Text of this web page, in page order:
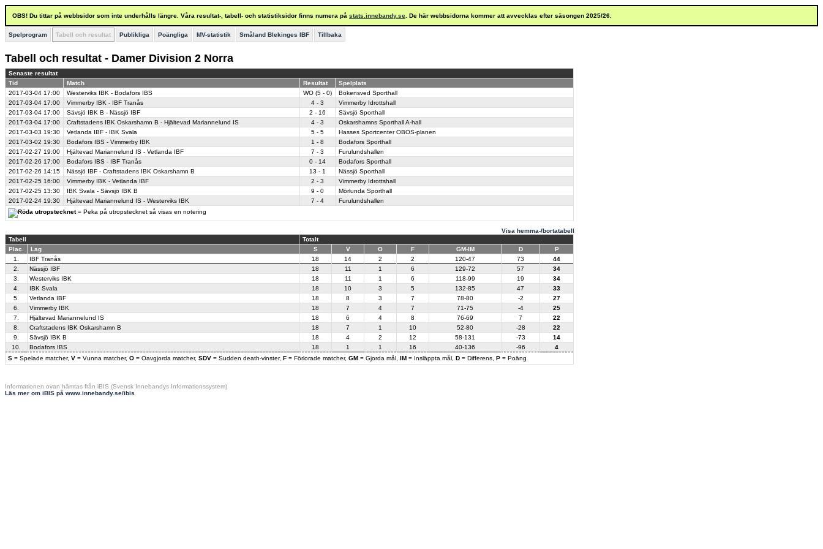
OBS! Du tittar på webbsidor som inte underhålls längre. Våra resultat-, tabell- och statistiksidor finns numera på stats.innebandy.se . De här webbsidorna kommer att avvecklas efter säsongen 2025/26.
Spelprogram Tabell och resultat Publikliga Poängliga MV-statistik Småland Blekinges IBF Tillbaka
Tabell och resultat - Damer Division 2 Norra
Senaste resultat
Tid
Match Resultat Spelplats
= Peka på utropstecknet så visas en notering
2017-03-04 17:00 Westerviks IBK - Bodafors IBS WO (5 - 0)
Bökensved Sporthall
2017-03-04 17:00 Vimmerby IBK - IBF Tranås 4 - 3
Vimmerby Idrottshall
2017-03-04 17:00 Sävsjö IBK B - Nässjö IBF 2 - 16
Sävsjö Sporthall
2017-03-04 17:00 Craftstadens IBK Oskarshamn B - Hjältevad Mariannelund IS 4 - 3
Oskarshamns Sporthall A-hall
2017-03-03 19:30 Vetlanda IBF - IBK Svala 5 - 5
Hasses Sportcenter OBOS-planen
2017-03-02 19:30 Bodafors IBS - Vimmerby IBK 1 - 8
Bodafors Sporthall
2017-02-27 19:00 Hjältevad Mariannelund IS - Vetlanda IBF 7 - 3
Furulundshallen
2017-02-26 17:00 Bodafors IBS - IBF Tranås 0 - 14
Bodafors Sporthall
2017-02-26 14:15 Nässjö IBF - Craftstadens IBK Oskarshamn B 13 - 1
Nässjö Sporthall
2017-02-25 16:00 Vimmerby IBK - Vetlanda IBF 2 - 3
Vimmerby Idrottshall
2017-02-25 13:30 IBK Svala - Sävsjö IBK B 9 - 0
Mörlunda Sporthall
2017-02-24 19:30 Hjältevad Mariannelund IS - Westerviks IBK 7 - 4 Furulundshallen
Visa hemma-/bortatabell
Tabell
Totalt
Plac.
Lag S V O F GM-IM D P
S = Spelade matcher, V = Vunna matcher, O = Oavgjorda matcher, SDV = Sudden death-vinster, F = Förlorade matcher, GM = Gjorda mål, IM = Insläppta mål, D = Differens, P = Poäng
1. IBF Tranås 18 14 2 2 120-47 73
44
2.
Nässjö IBF 18 11 1 6 129-72 57
34
3.
Westerviks IBK 18 11 1 6 118-99 19
34
4.
IBK Svala 18 10 3 5 132-85 47
33
5.
Vetlanda IBF 18 8 3 7 78-80 -2
27
6.
Vimmerby IBK 18 7 4 7 71-75 -4
25
7.
Hjältevad Mariannelund IS 18 6 4 8 76-69 7
22
8.
Craftstadens IBK Oskarshamn B 18 7 1 10 52-80 -28
22
9.
Sävsjö IBK B 18 4 2 12 58-131 -73
14
10.
Bodafors IBS 18 1 1 16 40-136 -96 4
Informationen ovan hämtas från iBIS (Svensk Innebandys Informationssystem)
Läs mer om iBIS på www.innebandy.se/ibis